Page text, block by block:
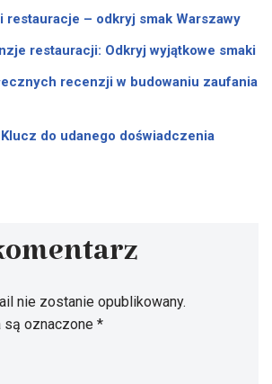
restauracje – odkryj smak Warszawy
restauracji: Odkryj wyjątkowe smaki
recenzji w budowaniu zaufania
do udanego doświadczenia
nie zostanie opublikowany.
są oznaczone *